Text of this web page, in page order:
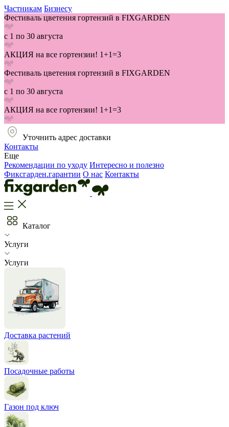
Частникам Бизнесу
Фестиваль цветения гортензий в FIXGARDEN
с 1 по 30 августа
АКЦИЯ на все гортензии! 1+1=3
Фестиваль цветения гортензий в FIXGARDEN
с 1 по 30 августа
АКЦИЯ на все гортензии! 1+1=3
Уточнить адрес доставки
Контакты
Еще
Рекомендации по уходу Интересно и полезно
Фиксгарден.гарантии О нас Контакты
Каталог
Услуги
Услуги
Доставка растений
Посадочные работы
Газон под ключ